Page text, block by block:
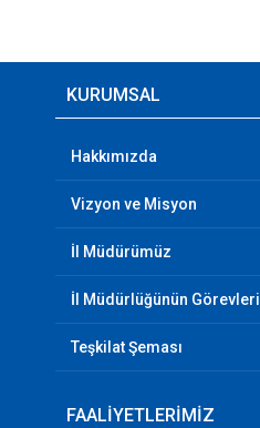
KURUMSAL
Hakkımızda
Vizyon ve Misyon
İl Müdürümüz
İl Müdürlüğünün Görevleri
Teşkilat Şeması
FAALİYETLERİMİZ